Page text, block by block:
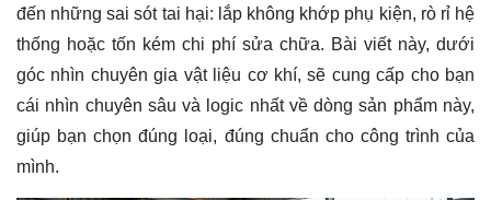
đến những sai sót tai hại: lắp không khớp phụ kiện, rò rỉ hệ
thống hoặc tốn kém chi phí sửa chữa. Bài viết này, dưới
góc nhìn chuyên gia vật liệu cơ khí, sẽ cung cấp cho bạn
cái nhìn chuyên sâu và logic nhất về dòng sản phẩm này,
giúp bạn chọn đúng loại, đúng chuẩn cho công trình của
mình.